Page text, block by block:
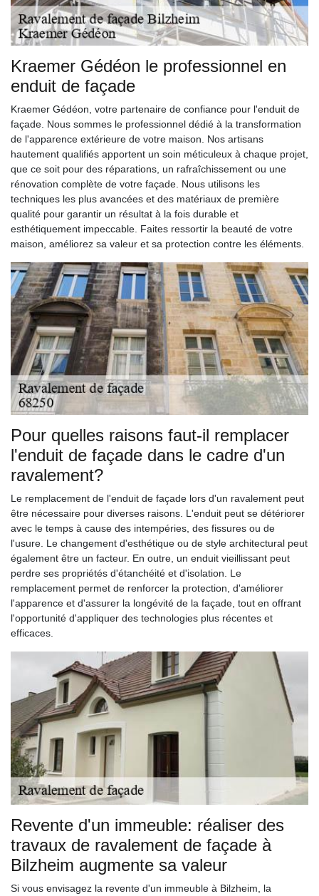
Kraemer Gédéon le professionnel en
enduit de façade
Kraemer Gédéon, votre partenaire de confiance pour l'enduit de
façade. Nous sommes le professionnel dédié à la transformation
de l'apparence extérieure de votre maison. Nos artisans
hautement qualifiés apportent un soin méticuleux à chaque projet,
que ce soit pour des réparations, un rafraîchissement ou une
rénovation complète de votre façade. Nous utilisons les
techniques les plus avancées et des matériaux de première
qualité pour garantir un résultat à la fois durable et
esthétiquement impeccable. Faites ressortir la beauté de votre
maison, améliorez sa valeur et sa protection contre les éléments.
Pour quelles raisons faut-il remplacer
l'enduit de façade dans le cadre d'un
ravalement?
Le remplacement de l'enduit de façade lors d'un ravalement peut
être nécessaire pour diverses raisons. L'enduit peut se détériorer
avec le temps à cause des intempéries, des fissures ou de
l'usure. Le changement d'esthétique ou de style architectural peut
également être un facteur. En outre, un enduit vieillissant peut
perdre ses propriétés d'étanchéité et d'isolation. Le
remplacement permet de renforcer la protection, d'améliorer
l'apparence et d'assurer la longévité de la façade, tout en offrant
l'opportunité d'appliquer des technologies plus récentes et
efficaces.
Revente d'un immeuble: réaliser des
travaux de ravalement de façade à
Bilzheim augmente sa valeur
Si vous envisagez la revente d'un immeuble à Bilzheim, la